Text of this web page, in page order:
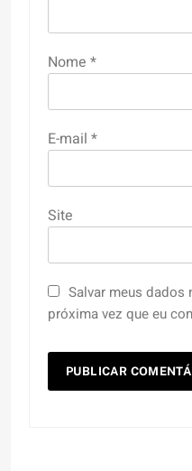
Nome *
E-mail *
Site
Salvar meus dados
próxima vez que eu